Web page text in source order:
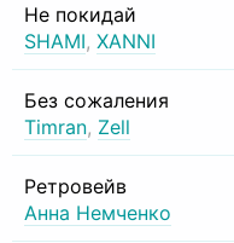
Не покидай
SHAMI, XANNI
Без сожаления
Timran, Zell
Ретровейв
Анна Немченко